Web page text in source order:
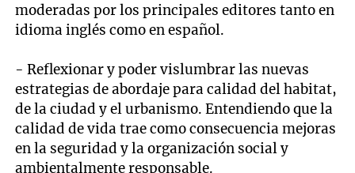
moderadas por los principales editores tanto en
idioma inglés como en español.
- Reflexionar y poder vislumbrar las nuevas
estrategias de abordaje para calidad del habitat,
de la ciudad y el urbanismo. Entendiendo que la
calidad de vida trae como consecuencia mejoras
en la seguridad y la organización social y
ambientalmente responsable.